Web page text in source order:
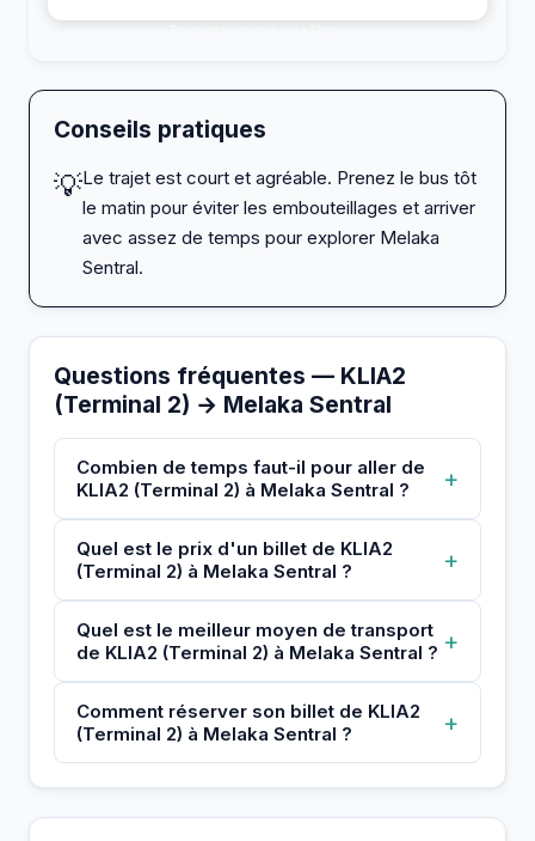
Conseils pratiques
💡Le trajet est court et agréable. Prenez le bus tôt
le matin pour éviter les embouteillages et arriver
avec assez de temps pour explorer Melaka
Sentral.
Questions fréquentes — KLIA2
(Terminal 2) → Melaka Sentral
Combien de temps faut-il pour aller de
KLIA2 (Terminal 2) à Melaka Sentral ?
+
Quel est le prix d'un billet de KLIA2
(Terminal 2) à Melaka Sentral ?
+
Quel est le meilleur moyen de transport
de KLIA2 (Terminal 2) à Melaka Sentral ? +
Comment réserver son billet de KLIA2
(Terminal 2) à Melaka Sentral ?
+